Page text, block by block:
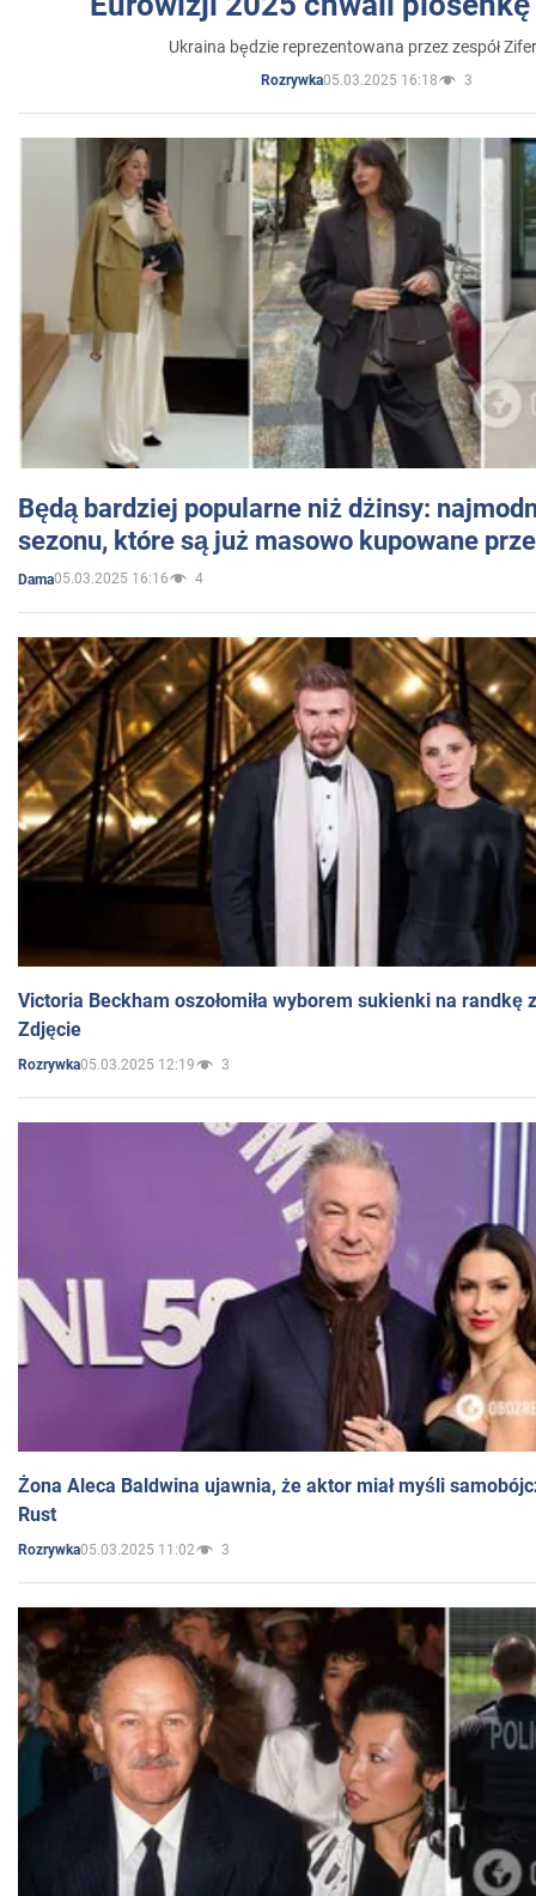
Ukraina będzie reprezentowana przez zespół
Rozrywka05.03.2025 16:18 3
Będą bardziej popularne niż dżinsy:
sezonu, które są już masowo kupowane
Dama05.03.2025 16:16 4
Victoria Beckham oszołomiła wyborem sukienki na randkę
Zdjęcie
Rozrywka05.03.2025 12:19 3
Żona Aleca Baldwina ujawnia, że aktor miał myśli
Rust
Rozrywka05.03.2025 11:02 3